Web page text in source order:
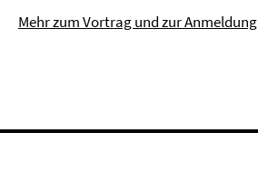
Mehr zum Vortrag und zur Anmeldung